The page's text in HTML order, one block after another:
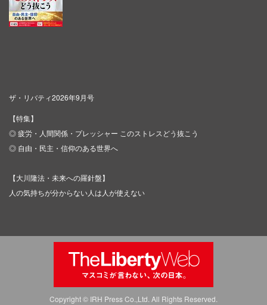
ザ・リバティ2026年9月号
【特集】
◎ 疲労・人間関係・プレッシャー このストレスどう抜こう
◎ 自由・民主・信仰のある世界へ
【大川隆法・未来への羅針盤】
人の気持ちが分からない人は人が使えない
Copyright © IRH Press Co.,Ltd. All Rights Reserved.